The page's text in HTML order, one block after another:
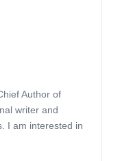
Author of
writer and
I am interested in